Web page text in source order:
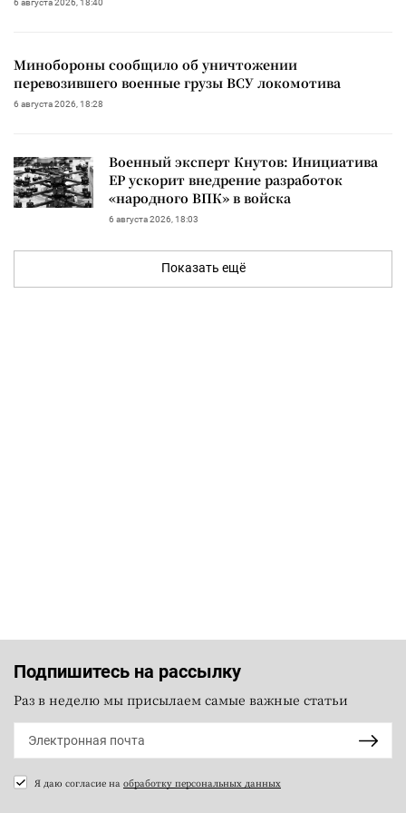
Минобороны сообщило об уничтожении
перевозившего военные грузы ВСУ локомотива
6 августа 2026, 18:28
Военный эксперт Кнутов: Инициатива
ЕР ускорит внедрение разработок
«народного ВПК» в войска
6 августа 2026, 18:03
Показать ещё
Подпишитесь на рассылку
Раз в неделю мы присылаем самые важные статьи
Я даю согласие на обработку персональных данных